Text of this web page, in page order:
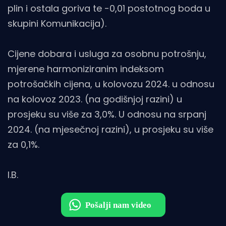
plin i ostala goriva te -0,01 postotnog boda u
skupini Komunikacija).
Cijene dobara i usluga za osobnu potrošnju,
mjerene harmoniziranim indeksom
potrošačkih cijena, u kolovozu 2024. u odnosu
na kolovoz 2023. (na godišnjoj razini) u
prosjeku su više za 3,0%. U odnosu na srpanj
2024. (na mjesečnoj razini), u prosjeku su više
za 0,1%.
I.B.